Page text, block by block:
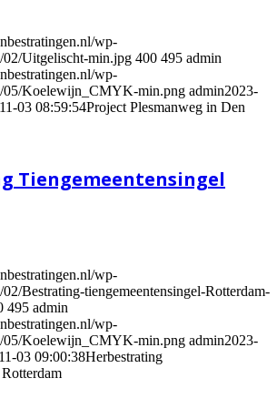
wp-
02/Uitgelischt-min.jpg 400 495 admin
wp-
05/Koelewijn_CMYK-min.png admin2023-
03 08:59:54Project Plesmanweg in Den
Tiengemeentensingel
wp-
Bestrating-tiengemeentensingel-Rotterdam-
495 admin
wp-
05/Koelewijn_CMYK-min.png admin2023-
03 09:00:38Herbestrating